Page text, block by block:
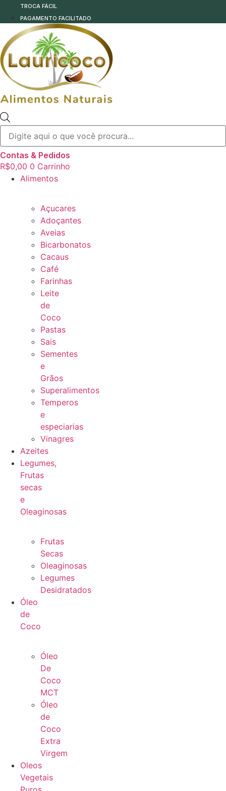
TROCA FÁCIL
PAGAMENTO FACILITADO
produtos
Contas & Pedidos
R$0,00 0 Carrinho
Alimentos
Açucares
Adoçantes
Aveias
Bicarbonatos
Cacaus
Café
Farinhas
Leite
de
Coco
Pastas
Sais
Sementes
e
Grãos
Superalimentos
Temperos
e
especiarias
Vinagres
Azeites
Legumes,
Frutas
secas
e
Oleaginosas
Frutas
Secas
Oleaginosas
Legumes
Desidratados
Óleo
de
Coco
Óleo
De
Coco
MCT
Óleo
de
Coco
Extra
Virgem
Oleos
Vegetais